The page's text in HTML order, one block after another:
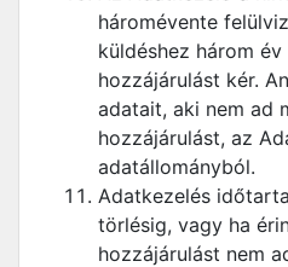
háromévente
küldéshez három
hozzájárulást kér.
adatait, aki nem ad
hozzájárulást, az
adatállományból.
Adatkezelés
törlésig, vagy ha
hozzájárulást nem